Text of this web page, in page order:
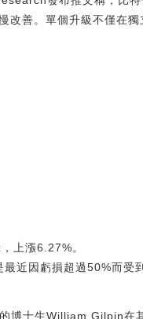
改善。單個升級不僅在獨
上漲6.27%。
近因虧損超過50%而受
博士生William Gilpin在